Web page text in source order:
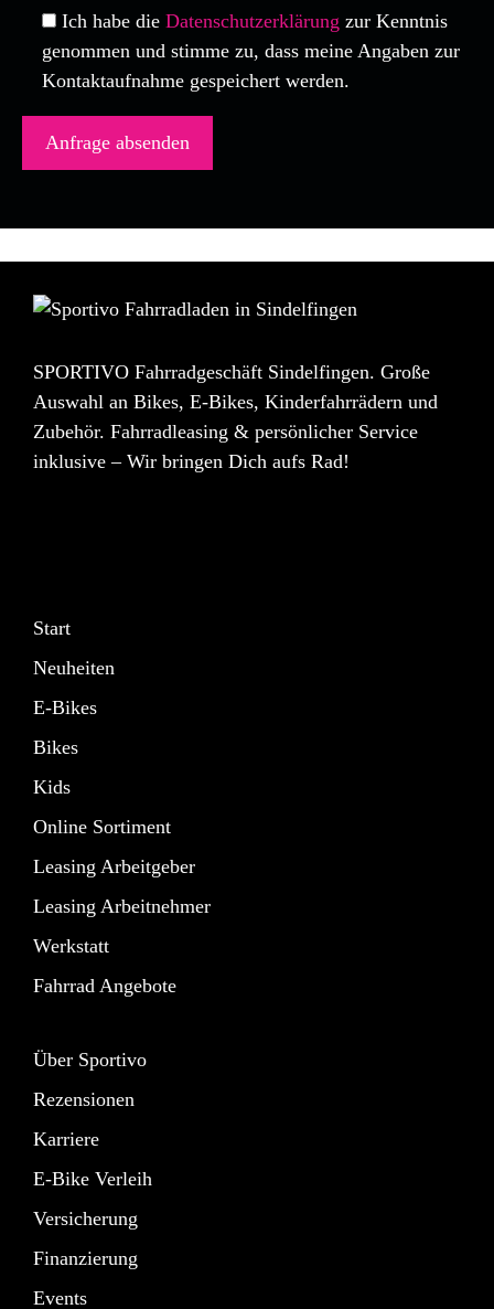
Ich habe die Datenschutzerklärung zur Kenntnis
genommen und stimme zu, dass meine Angaben zur
Kontaktaufnahme gespeichert werden.
SPORTIVO Fahrradgeschäft Sindelfingen. Große
Auswahl an Bikes, E-Bikes, Kinderfahrrädern und
Zubehör. Fahrradleasing & persönlicher Service
inklusive – Wir bringen Dich aufs Rad!
Start
Neuheiten
E-Bikes
Bikes
Kids
Online Sortiment
Leasing Arbeitgeber
Leasing Arbeitnehmer
Werkstatt
Fahrrad Angebote
Über Sportivo
Rezensionen
Karriere
E-Bike Verleih
Versicherung
Finanzierung
Events